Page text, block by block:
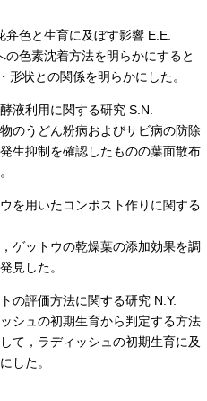
色と生育に及ぼす影響 E.E.
色素沈着方法を明らかにすると
形状との関係を明らかにした。
液利用に関する研究 S.N.
のうどん粉病およびサビ病の防除
生抑制を確認したものの葉面散布
を用いたコンポスト作りに関する
ゲットウの乾燥葉の添加効果を調
見した。
の評価方法に関する研究 N.Y.
シュの初期生育から判定する方法
て，ラディッシュの初期生育に及
した。